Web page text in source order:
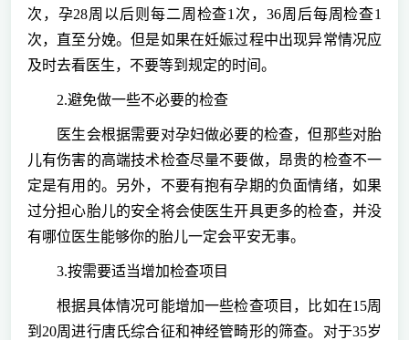
次，孕28周以后则每二周检查1次，36周后每周检查1
次，直至分娩。但是如果在妊娠过程中出现异常情况应
及时去看医生，不要等到规定的时间。
2.避免做一些不必要的检查
医生会根据需要对孕妇做必要的检查，但那些对胎
儿有伤害的高端技术检查尽量不要做，昂贵的检查不一
定是有用的。另外，不要有抱有孕期的负面情绪，如果
过分担心胎儿的安全将会使医生开具更多的检查，并没
有哪位医生能够你的胎儿一定会平安无事。
3.按需要适当增加检查项目
根据具体情况可能增加一些检查项目，比如在15周
到20周进行唐氏综合征和神经管畸形的筛查。对于35岁